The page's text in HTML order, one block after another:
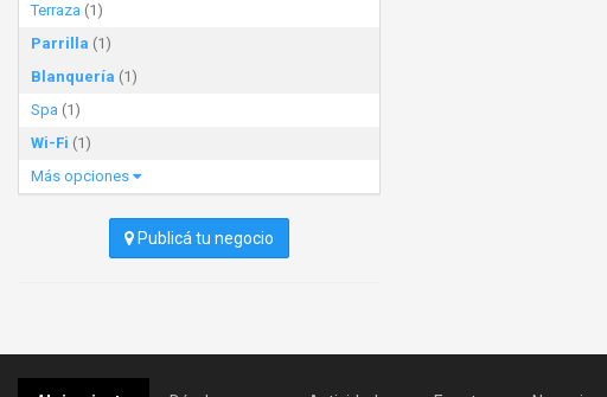
Terraza (1)
Parrilla (1)
Blanquería (1)
Spa (1)
Wi-Fi (1)
Más opciones
Publicá tu negocio